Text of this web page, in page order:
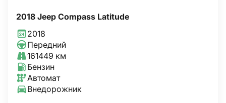
2018 Jeep Compass Latitude
2018
Передний
161449 км
Бензин
Автомат
Внедорожник